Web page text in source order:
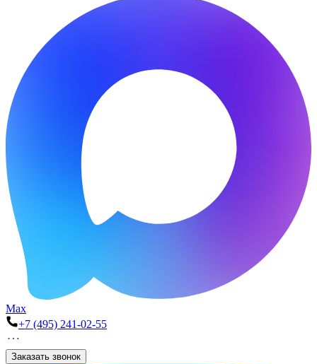
Max
+7 (495) 241-02-55
Заказать звонок